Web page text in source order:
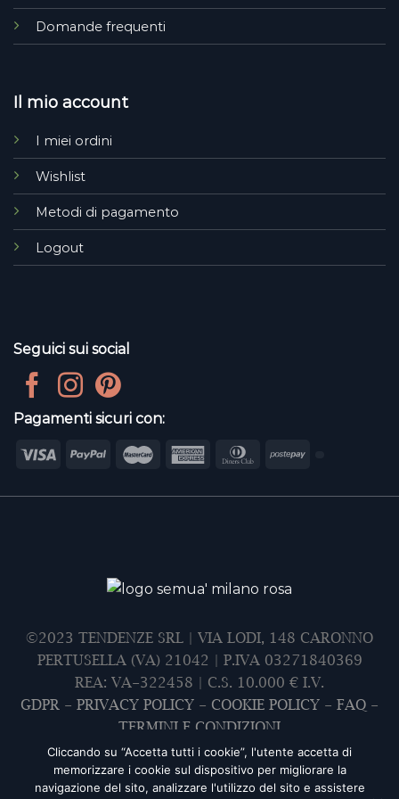
Domande frequenti
Il mio account
I miei ordini
Wishlist
Metodi di pagamento
Logout
Seguici sui social
Pagamenti sicuri con:
©2023 TENDENZE SRL | VIA LODI, 148 CARONNO
PERTUSELLA (VA) 21042 | P.IVA 03271840369
REA: VA-322458 | C.S. 10.000 € I.V.
GDPR - PRIVACY POLICY - COOKIE POLICY - FAQ -
TERMINI E CONDIZIONI
Cliccando su “Accetta tutti i cookie”, l'utente accetta di
memorizzare i cookie sul dispositivo per migliorare la
navigazione del sito, analizzare l'utilizzo del sito e assistere